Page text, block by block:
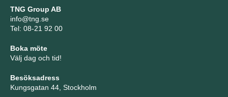
TNG Group AB
info@tng.se
Tel: 08-21 92 00
Boka möte
Välj dag och tid!
Besöksadress
Kungsgatan 44, Stockholm